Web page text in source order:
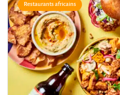
4.9
Restaurants africains